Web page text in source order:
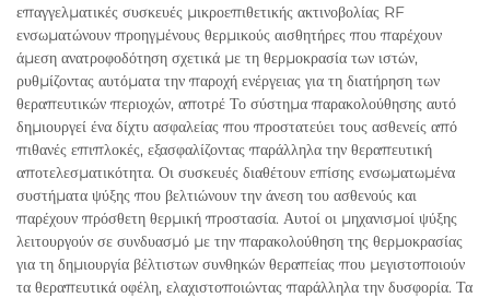
επαγγελματικές συσκευές μικροεπιθετικής ακτινοβολίας RF
ενσωματώνουν προηγμένους θερμικούς αισθητήρες που παρέχουν
άμεση ανατροφοδότηση σχετικά με τη θερμοκρασία των ιστών,
ρυθμίζοντας αυτόματα την παροχή ενέργειας για τη διατήρηση των
θεραπευτικών περιοχών, αποτρέ Το σύστημα παρακολούθησης αυτό
δημιουργεί ένα δίχτυ ασφαλείας που προστατεύει τους ασθενείς από
πιθανές επιπλοκές, εξασφαλίζοντας παράλληλα την θεραπευτική
αποτελεσματικότητα. Οι συσκευές διαθέτουν επίσης ενσωματωμένα
συστήματα ψύξης που βελτιώνουν την άνεση του ασθενούς και
παρέχουν πρόσθετη θερμική προστασία. Αυτοί οι μηχανισμοί ψύξης
λειτουργούν σε συνδυασμό με την παρακολούθηση της θερμοκρασίας
για τη δημιουργία βέλτιστων συνθηκών θεραπείας που μεγιστοποιούν
τα θεραπευτικά οφέλη, ελαχιστοποιώντας παράλληλα την δυσφορία. Τα